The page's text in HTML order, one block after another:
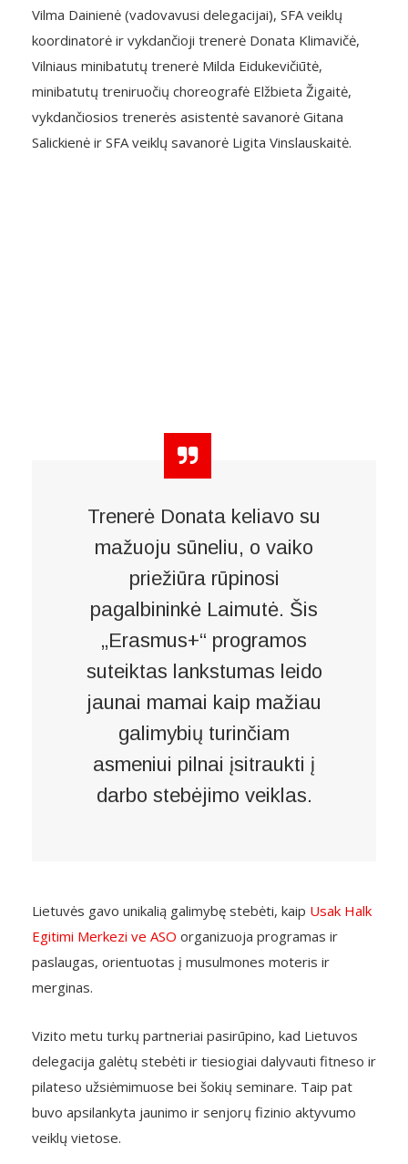
Vilma Dainienė (vadovavusi delegacijai), SFA veiklų
koordinatorė ir vykdančioji trenerė Donata Klimavičė,
Vilniaus minibatutų trenerė Milda Eidukevičiūtė,
minibatutų treniruočių choreografė Elžbieta Žigaitė,
vykdančiosios trenerės asistentė savanorė Gitana
Salickienė ir SFA veiklų savanorė Ligita Vinslauskaitė.
Trenerė Donata keliavo su
mažuoju sūneliu, o vaiko
priežiūra rūpinosi
pagalbininkė Laimutė. Šis
„Erasmus+“ programos
suteiktas lankstumas leido
jaunai mamai kaip mažiau
galimybių turinčiam
asmeniui pilnai įsitraukti į
darbo stebėjimo veiklas.
Lietuvės gavo unikalią galimybę stebėti, kaip Usak Halk
Egitimi Merkezi ve ASO organizuoja programas ir
paslaugas, orientuotas į musulmones moteris ir
merginas.
Vizito metu turkų partneriai pasirūpino, kad Lietuvos
delegacija galėtų stebėti ir tiesiogiai dalyvauti fitneso ir
pilateso užsiėmimuose bei šokių seminare. Taip pat
buvo apsilankyta jaunimo ir senjorų fizinio aktyvumo
veiklų vietose.